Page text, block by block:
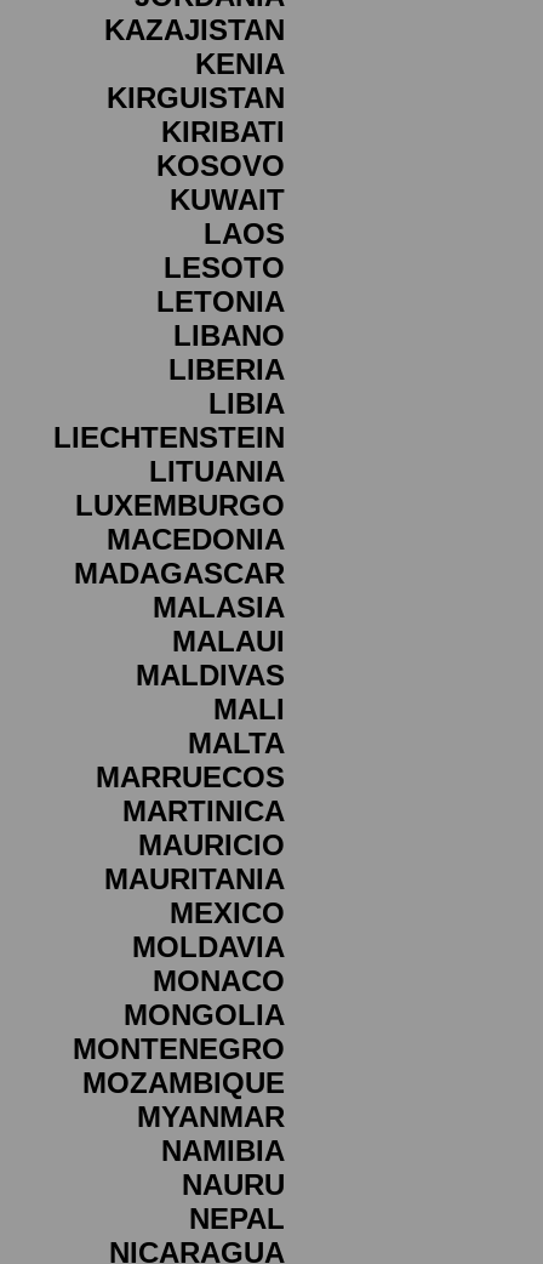
KAZAJISTAN
KENIA
KIRGUISTAN
KIRIBATI
KOSOVO
KUWAIT
LAOS
LESOTO
LETONIA
LIBANO
LIBERIA
LIBIA
LIECHTENSTEIN
LITUANIA
LUXEMBURGO
MACEDONIA
MADAGASCAR
MALASIA
MALAUI
MALDIVAS
MALI
MALTA
MARRUECOS
MARTINICA
MAURICIO
MAURITANIA
MEXICO
MOLDAVIA
MONACO
MONGOLIA
MONTENEGRO
MOZAMBIQUE
MYANMAR
NAMIBIA
NAURU
NEPAL
NICARAGUA